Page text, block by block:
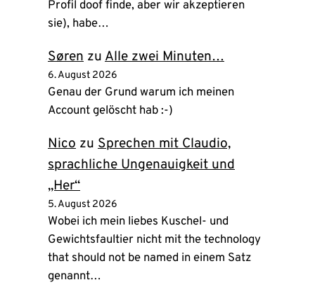
Profil doof finde, aber wir akzeptieren
sie), habe…
Søren zu Alle zwei Minuten…
6. August 2026
Genau der Grund warum ich meinen
Account gelöscht hab :-)
Nico zu Sprechen mit Claudio,
sprachliche Ungenauigkeit und
„Her“
5. August 2026
Wobei ich mein liebes Kuschel- und
Gewichtsfaultier nicht mit the technology
that should not be named in einem Satz
genannt…